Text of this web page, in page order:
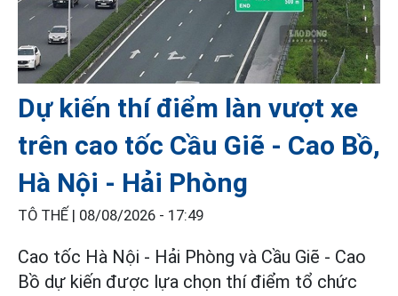
Dự kiến thí điểm làn vượt xe
trên cao tốc Cầu Giẽ - Cao Bồ,
Hà Nội - Hải Phòng
TÔ THẾ | 08/08/2026 - 17:49
Cao tốc Hà Nội - Hải Phòng và Cầu Giẽ - Cao
Bồ dự kiến được lựa chọn thí điểm tổ chức